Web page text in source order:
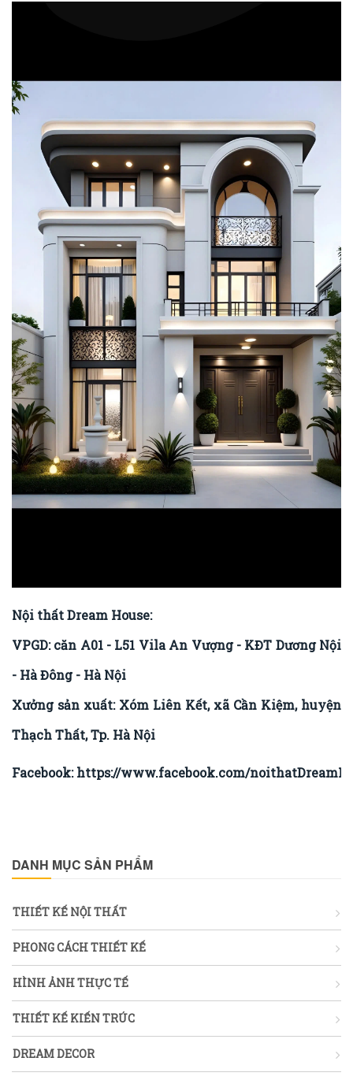
Nội thất Dream House:
VPGD: căn A01 - L51 Vila An Vượng - KĐT Dương Nội
- Hà Đông - Hà Nội
Xưởng sản xuất: Xóm Liên Kết, xã Cần Kiệm, huyện
Thạch Thất, Tp. Hà Nội
Facebook:https://www.facebook.com/
DANH MỤC SẢN PHẨM
THIẾT KẾ NỘI THẤT
PHONG CÁCH THIẾT KẾ
HÌNH ẢNH THỰC TẾ
THIẾT KẾ KIẾN TRÚC
DREAM DECOR